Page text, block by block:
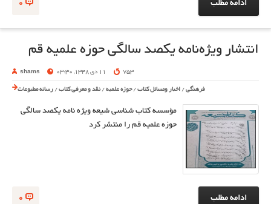
0 ادامه مطلب
انتشار ویژه‌نامه یکصد سالگی حوزه علمیه قم
shams 11 دی 1348, 03:30 753
فرهنگی / اخبار ومسائل کتاب /حوزه علمیه /نقد و معرفی کتاب / رسانه مطبوعات
مؤسسه کتاب شناسی شیعه ویژه نامه یکصد سالگی
حوزه علمیه قم را منتشر کرد
0 ادامه مطلب